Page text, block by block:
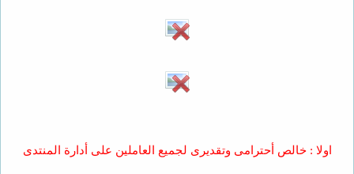
اولا : خالص أحترامى وتقديرى لجميع العاملين على أدارة المنتدى